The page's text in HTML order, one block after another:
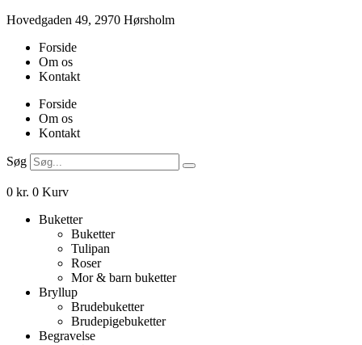
Videre
indhold
Hovedgaden 49, 2970 Hørsholm
Forside
Om os
Kontakt
Forside
Om os
Kontakt
Søg
0 kr. 0 Kurv
Buketter
Buketter
Tulipan
Roser
Mor & barn buketter
Bryllup
Brudebuketter
Brudepigebuketter
Begravelse